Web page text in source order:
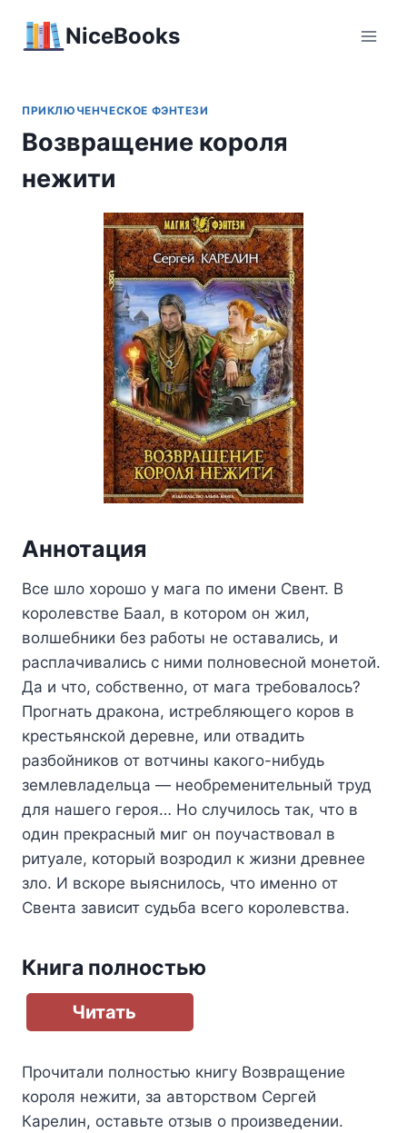
NiceBooks
ПРИКЛЮЧЕНЧЕСКОЕ ФЭНТЕЗИ
Возвращение короля
нежити
Аннотация
Все шло хорошо у мага по имени Свент. В
королевстве Баал, в котором он жил,
волшебники без работы не оставались, и
расплачивались с ними полновесной монетой.
Да и что, собственно, от мага требовалось?
Прогнать дракона, истребляющего коров в
крестьянской деревне, или отвадить
разбойников от вотчины какого-нибудь
землевладельца — необременительный труд
для нашего героя… Но случилось так, что в
один прекрасный миг он поучаствовал в
ритуале, который возродил к жизни древнее
зло. И вскоре выяснилось, что именно от
Свента зависит судьба всего королевства.
Книга полностью
Читать
Прочитали полностью книгу Возвращение
короля нежити, за авторством Сергей
Карелин, оставьте отзыв о произведении.